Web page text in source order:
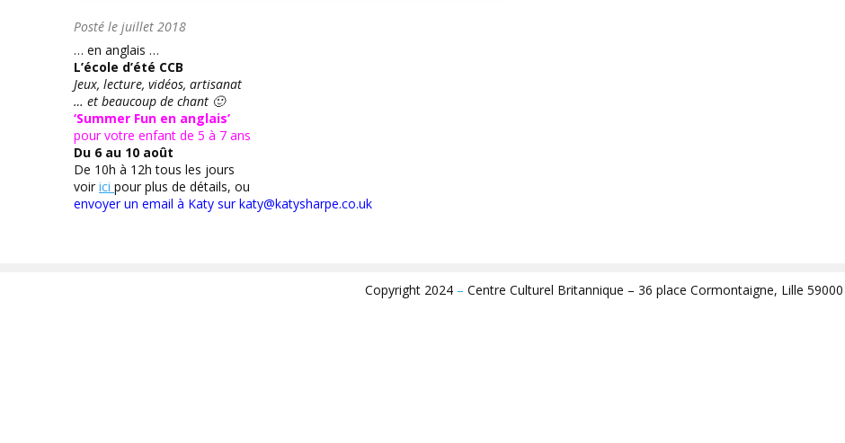
Posté le juillet 2018
… en anglais …
L’école d’été CCB
Jeux, lecture, vidéos, artisanat
… et beaucoup de chant 🙂
‘Summer Fun en anglais’
pour votre enfant de 5 à 7 ans
Du 6 au 10 août
De 10h à 12h tous les jours
voir ici pour plus de détails, ou
envoyer un email à Katy sur katy@katysharpe.co.uk
Copyright 2024 – Centre Culturel Britannique – 36 place Cormontaigne, Lille 59000